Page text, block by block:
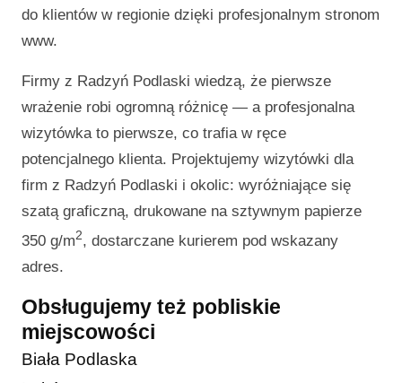
do klientów w regionie dzięki profesjonalnym stronom
www.
Firmy z Radzyń Podlaski wiedzą, że pierwsze
wrażenie robi ogromną różnicę — a profesjonalna
wizytówka to pierwsze, co trafia w ręce
potencjalnego klienta. Projektujemy wizytówki dla
firm z Radzyń Podlaski i okolic: wyróżniające się
szatą graficzną, drukowane na sztywnym papierze
350 g/m2, dostarczane kurierem pod wskazany
adres.
Obsługujemy też pobliskie
miejscowości
Biała Podlaska